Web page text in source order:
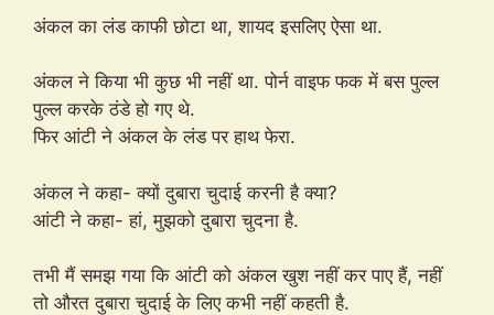
अंकल का लंड काफी छोटा था, शायद इसलिए ऐसा था.
अंकल ने किया भी कुछ भी नहीं था. पोर्न वाइफ फक में बस पुल्ल
पुल्ल करके ठंडे हो गए थे.
फिर आंटी ने अंकल के लंड पर हाथ फेरा.
अंकल ने कहा- क्यों दुबारा चुदाई करनी है क्या?
आंटी ने कहा- हां, मुझको दुबारा चुदना है.
तभी मैं समझ गया कि आंटी को अंकल खुश नहीं कर पाए हैं, नहीं
तो औरत दुबारा चुदाई के लिए कभी नहीं कहती है.